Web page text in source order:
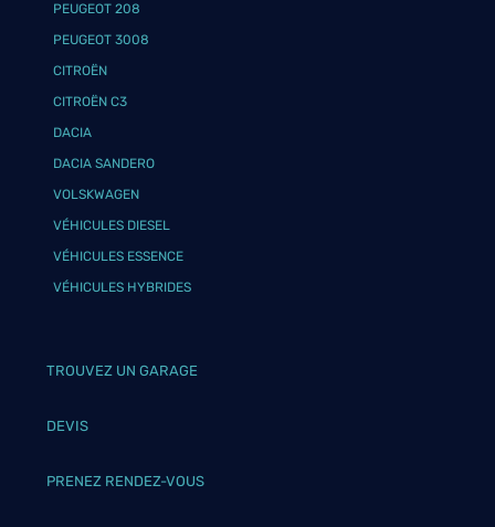
PEUGEOT 208
PEUGEOT 3008
CITROËN
CITROËN C3
DACIA
DACIA SANDERO
VOLSKWAGEN
VÉHICULES DIESEL
VÉHICULES ESSENCE
VÉHICULES HYBRIDES
TROUVEZ UN GARAGE
DEVIS
PRENEZ RENDEZ-VOUS